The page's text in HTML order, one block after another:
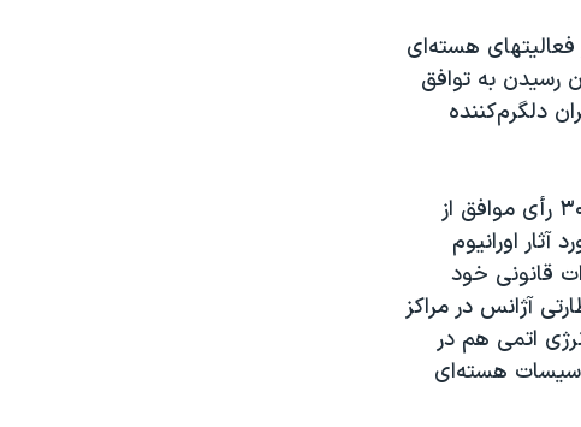
هسته‌ای
رسیدن به توافق
دلگرم‌کننده
شورای حکام آژانس بین‌المللی انرژی اتمی هفته گذشته در قطعنامه‌ای با ۳۰ رأی موافق از
اورانیوم
قانونی خود
آژانس در مراکز
اتمی هم در
نظارتی از تأسیسات هسته‌ای